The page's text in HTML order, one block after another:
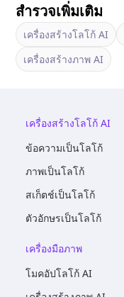
สำรวจเพิ่มเติม
เครื่องสร้างโลโก้ AI
เครื่องสร้างภาพ AI
เครื่องสร้างโลโก้ AI
ข้อความเป็นโลโก้
ภาพเป็นโลโก้
สเก็ตช์เป็นโลโก้
ตัวอักษรเป็นโลโก้
เครื่องมือภาพ
โมคอัปโลโก้ AI